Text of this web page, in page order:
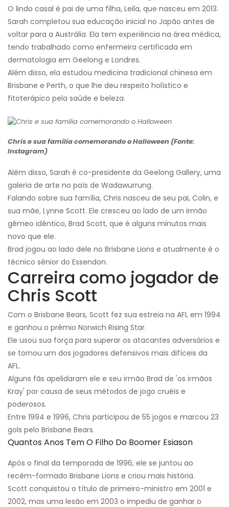
O lindo casal é pai de uma filha, Leila, que nasceu em 2013.
Sarah completou sua educação inicial no Japão antes de
voltar para a Austrália. Ela tem experiência na área médica,
tendo trabalhado como enfermeira certificada em
dermatologia em Geelong e Londres.
Além disso, ela estudou medicina tradicional chinesa em
Brisbane e Perth, o que lhe deu respeito holístico e
fitoterápico pela saúde e beleza.
Chris e sua família comemorando o Halloween (Fonte:
Instagram)
Além disso, Sarah é co-presidente da Geelong Gallery, uma
galeria de arte no país de Wadawurrung.
Falando sobre sua família, Chris nasceu de seu pai, Colin, e
sua mãe, Lynne Scott. Ele cresceu ao lado de um irmão
gêmeo idêntico, Brad Scott, que é alguns minutos mais
novo que ele.
Brad jogou ao lado dele no Brisbane Lions e atualmente é o
técnico sênior do Essendon.
Carreira como jogador de
Chris Scott
Com o Brisbane Bears, Scott fez sua estreia na AFL em 1994
e ganhou o prêmio Norwich Rising Star.
Ele usou sua força para superar os atacantes adversários e
se tornou um dos jogadores defensivos mais difíceis da
AFL.
Alguns fãs apelidaram ele e seu irmão Brad de 'os irmãos
Kray' por causa de seus métodos de jogo cruéis e
poderosos.
Entre 1994 e 1996, Chris participou de 55 jogos e marcou 23
gols pelo Brisbane Bears.
Quantos Anos Tem O Filho Do Boomer Esiason
Após o final da temporada de 1996, ele se juntou ao
recém-formado Brisbane Lions e criou mais história.
Scott conquistou o título de primeiro-ministro em 2001 e
2002, mas uma lesão em 2003 o impediu de ganhar o